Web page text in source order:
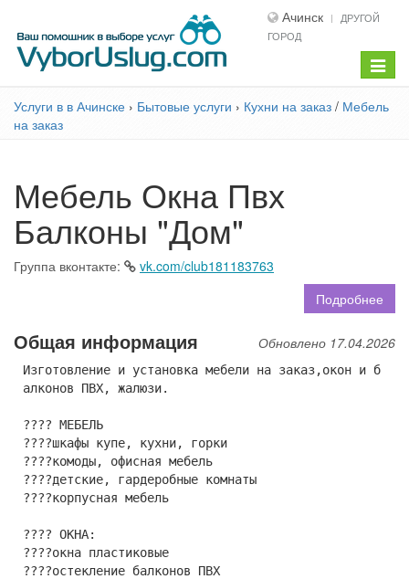
Ачинск
ДРУГОЙ
ГОРОД
меню
Услуги в в Ачинске › Бытовые услуги › Кухни на заказ / Мебель
на заказ
Мебель Окна Пвх
Балконы "Дом"
Группа вконтакте:
vk.com/club181183763
Подробнее
Общая информация Обновлено 17.04.2026
Изготовление и установка мебели на заказ,окон и б
алконов ПВХ, жалюзи.
???? МЕБЕЛЬ
????шкафы купе, кухни, горки
????комоды, офисная мебель
????детские, гардеробные комнаты
????корпусная мебель
???? ОКНА:
????окна пластиковые
????остекление балконов ПВХ